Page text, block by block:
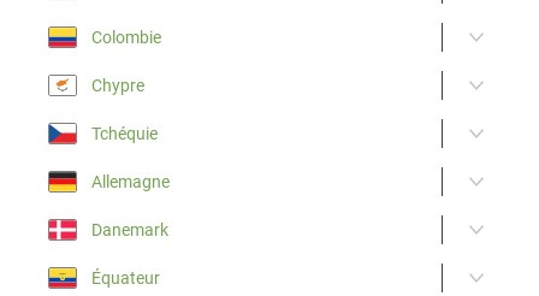
Colombie
Chypre
Tchéquie
Allemagne
Danemark
Équateur